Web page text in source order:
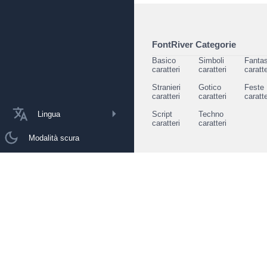
Lingua
Modalità scura
FontRiver Categorie
Basico
caratteri
Simboli
caratteri
Stranieri
caratteri
Gotico
caratteri
Feste
Script
caratteri
Techno
caratteri